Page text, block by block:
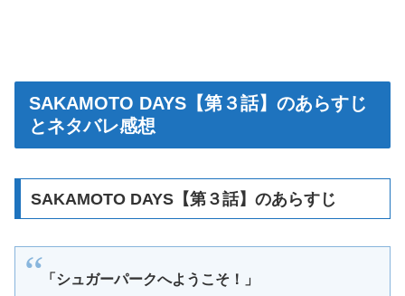
SAKAMOTO DAYS【第３話】のあらすじ
とネタバレ感想
SAKAMOTO DAYS【第３話】のあらすじ
「シュガーパークへようこそ！」